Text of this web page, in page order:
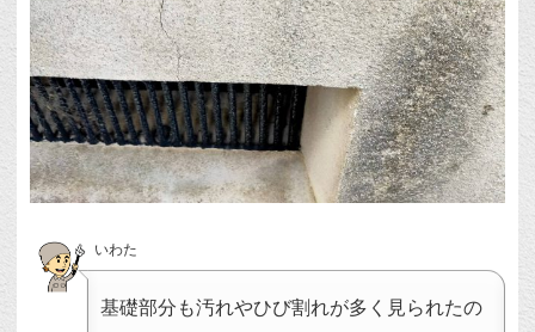
いわた
基礎部分も汚れやひび割れが多く見られたの